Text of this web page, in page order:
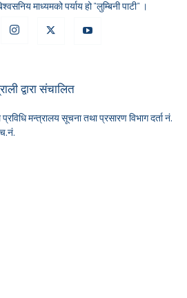
माध्यमको पर्याय हो "लुम्बिनी पाटी" ।
द्वारा संचालित
मन्त्रालय सूचना तथा प्रसारण विभाग दर्ता नं.